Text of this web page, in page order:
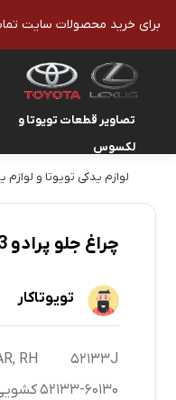
برای خرید محصولات سایت تماس بگیرید تلفن های تماس :
تصاویر قطعات تویوتا و
لکسوس
تویوتا
لوازم یدکی تویوتا و
چراغ جلو پرادو 2013
تویوتاکار
52133J
RH
52133-60130